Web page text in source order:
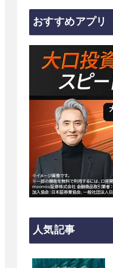
おすすめアプリ
人気記事